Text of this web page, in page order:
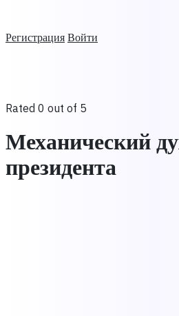
Регистрация Войти
Rated 0 out of 5
Механический
президента